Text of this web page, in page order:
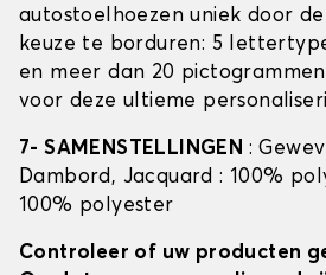
autostoelhoezen uniek door
keuze te borduren: 5
en meer dan 20
voor deze ultieme
7- SAMENSTELLINGEN :
Dambord, Jacquard : 100%
100% polyester
Controleer of uw producten